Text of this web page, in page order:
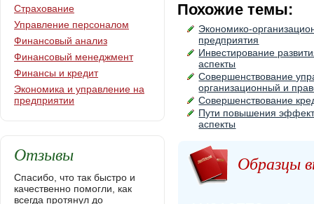
Похожие темы:
Экономико-
предприятия
Инвестирование
аспекты
Совершенствование
организационный и
Совершенствование
Пути повышения
аспекты
Образцы
Страхование
Управление персоналом
Финансовый анализ
Финансовый менеджмент
Финансы и кредит
Экономика и управление на
предприятии
Отзывы
Спасибо, что так быстро и
качественно помогли, как
всегда протянул до